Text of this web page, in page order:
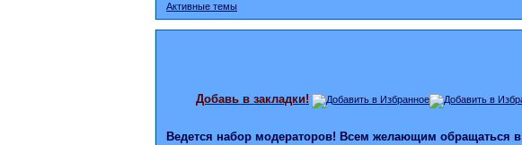
Активные темы
Добавь в закладки!
Ведется набор модераторов! Всем желающим обращаться в